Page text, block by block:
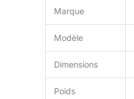
Marque
Modèle
Dimensions
Poids